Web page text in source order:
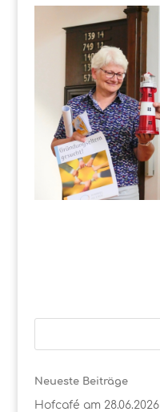
Neueste Beiträge
Hofcafé am 28.06.2026